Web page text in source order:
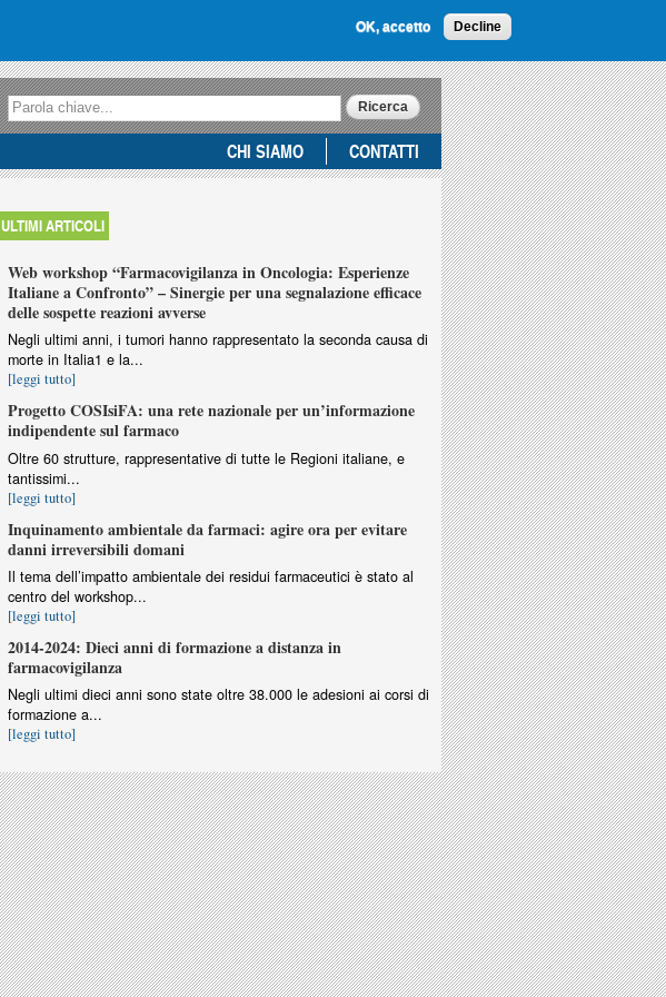
OK, accetto Decline
Form di ricerca
Ricerca
CHI SIAMO CONTATTI
ULTIMI ARTICOLI
Web workshop “Farmacovigilanza in Oncologia: Esperienze
Italiane a Confronto” – Sinergie per una segnalazione efficace
delle sospette reazioni avverse
Negli ultimi anni, i tumori hanno rappresentato la seconda causa di
morte in Italia1 e la...
[leggi tutto]
Progetto COSIsiFA: una rete nazionale per un’informazione
indipendente sul farmaco
Oltre 60 strutture, rappresentative di tutte le Regioni italiane, e
tantissimi...
[leggi tutto]
Inquinamento ambientale da farmaci: agire ora per evitare
danni irreversibili domani
Il tema dell’impatto ambientale dei residui farmaceutici è stato al
centro del workshop...
[leggi tutto]
2014-2024: Dieci anni di formazione a distanza in
farmacovigilanza
Negli ultimi dieci anni sono state oltre 38.000 le adesioni ai corsi di
formazione a...
[leggi tutto]